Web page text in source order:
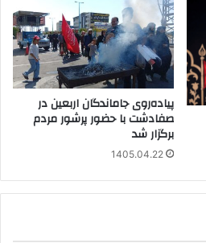
پیاده‌روی جاماندگان اربعین در
صفادشت با حضور پرشور مردم
برگزار شد
1405.04.22